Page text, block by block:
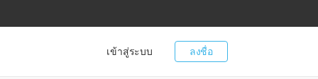
ลงชื่อ
เข้าสู่ระบบ